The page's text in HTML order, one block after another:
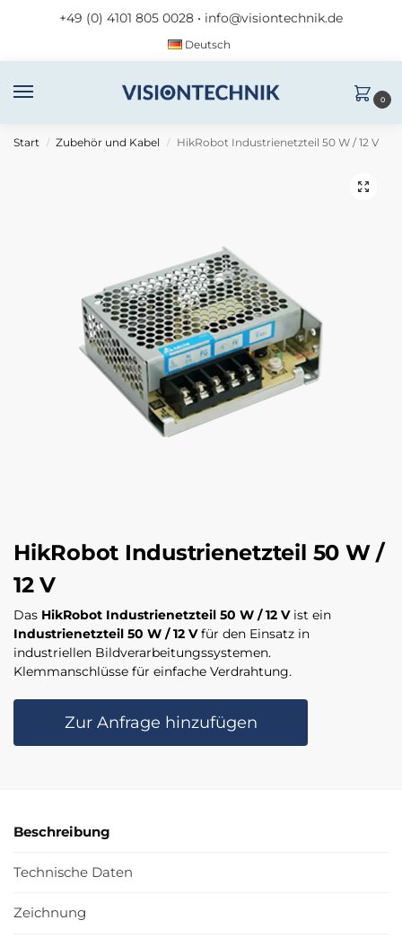
+49 (0) 4101 805 0028 • info@visiontechnik.de
Deutsch
0
Start / Zubehör und Kabel / HikRobot Industrienetzteil 50 W / 12 V
HikRobot Industrienetzteil 50 W /
12 V
Das HikRobot Industrienetzteil 50 W / 12 Vist ein
Industrienetzteil 50 W / 12 Vfür den Einsatz in
industriellen Bildverarbeitungssystemen.
Klemmanschlüsse für einfache Verdrahtung.
Zur Anfrage hinzufügen
Beschreibung
Technische Daten
Zeichnung